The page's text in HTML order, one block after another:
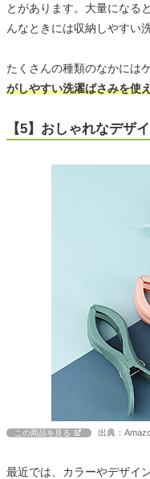
とがあります。大量になる
んなときには収納しやすい
たくさんの種類のなかには
がしやすい洗濯ばさみを使
【5】おしゃれなデザ
この商品を見る 出典：
最近では、カラーやデザイ